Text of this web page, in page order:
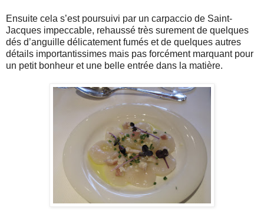
Ensuite cela s’est poursuivi par un carpaccio de Saint-
Jacques impeccable, rehaussé très surement de quelques
dés d’anguille délicatement fumés et de quelques autres
détails importantissimes mais pas forcément marquant pour
un petit bonheur et une belle entrée dans la matière.